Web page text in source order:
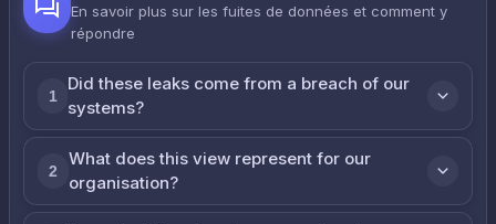
En savoir plus sur les fuites de données et comment y
répondre
1
Did these leaks come from a breach of our
systems?
2
What does this view represent for our
organisation?